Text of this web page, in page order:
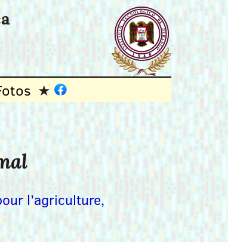
l’agriculture,